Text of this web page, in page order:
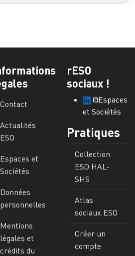
Contact
Actualités
ESO
Espaces et
Sociétés
Données
personnelles
Mentions
légales et
crédits du
rESO
sociaux !
@Espaces
et Sociétés
Pratiques
Collection
ESO HAL-
SHS
Atlas
sociaux ESO
Créer un
compte